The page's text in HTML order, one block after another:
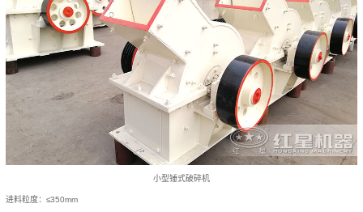
小型锤式破碎机
进料粒度：≤350mm